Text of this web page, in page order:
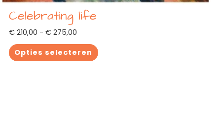
Celebrating life
€210,00 - €275,00
Opties selecteren